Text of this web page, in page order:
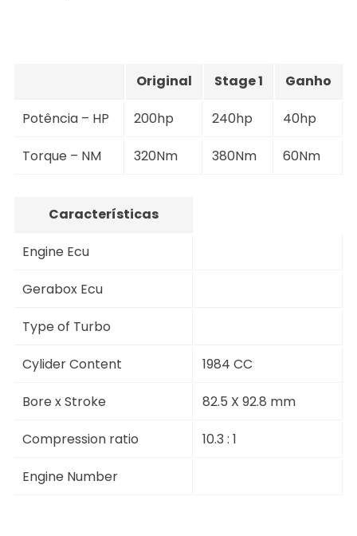
Original Stage 1 Ganho
Potência – HP 200hp 240hp 40hp
Torque – NM 320Nm 380Nm 60Nm
Características
Engine Ecu
Gerabox Ecu
Type of Turbo
Cylider Content 1984 CC
Bore x Stroke 82.5 X 92.8 mm
Compression ratio 10.3 : 1
Engine Number